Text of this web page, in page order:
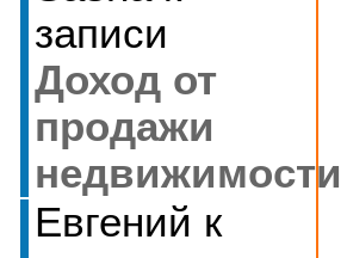
записи
Доход от
продажи
недвижимости
Евгений к